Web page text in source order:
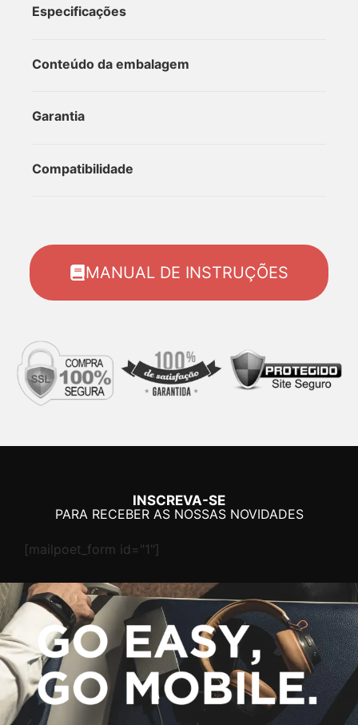
Especificações
Conteúdo da embalagem
Garantia
Compatibilidade
MANUAL DE INSTRUÇÕES
INSCREVA-SE
PARA RECEBER AS NOSSAS NOVIDADES
[mailpoet_form id="1"]